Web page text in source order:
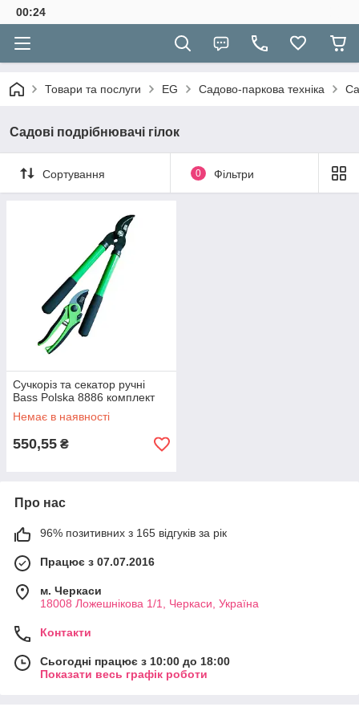
00:24
Товари та послуги EG Садово-паркова техніка
Садові подрібнювачі гілок
Сортування 0 Фільтри
Сучкоріз та секатор ручні
Bass Polska 8886 комплект
Немає в наявності
550,55 ₴
Про нас
96% позитивних з 165 відгуків за рік
Працює з 07.07.2016
м. Черкаси
18008 Ложешнікова 1/1, Черкаси, Україна
Контакти
Сьогодні працює з 10:00 до 18:00
Показати весь графік роботи